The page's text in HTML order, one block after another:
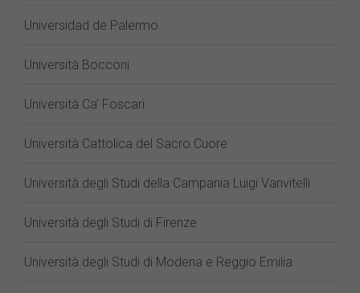
Universidad de Palermo
Università Bocconi
Università Ca’ Foscari
Università Cattolica del Sacro Cuore
Università degli Studi della Campania Luigi Vanvitelli
Università degli Studi di Firenze
Università degli Studi di Modena e Reggio Emilia